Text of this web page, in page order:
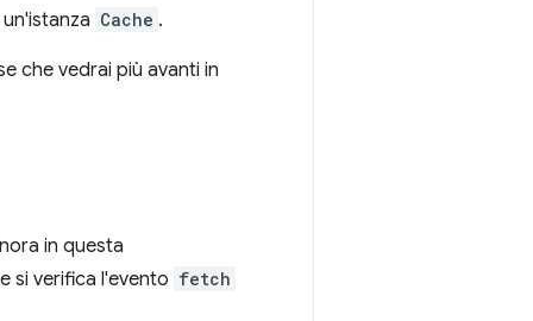
Cache .
che vedrai più avanti in
in questa
si verifica l'evento fetch